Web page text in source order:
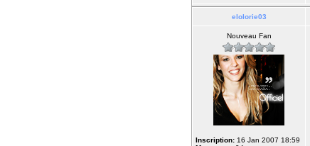
elolorie03
Nouveau Fan
Inscription: 16 Jan 2007 18:59